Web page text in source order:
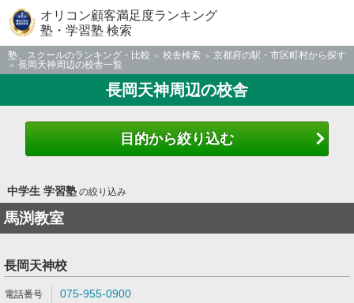
オリコン顧客満足度ランキング
塾・学習塾 検索
塾、スクールのランキング・比較 校舎検索
京都府の駅・市区町村から探す
長岡天神周辺の校舎一覧
長岡天神周辺の校舎
目的から絞り込む
中学生 学習塾の絞り込み
馬渕教室
長岡天神校
075-955-0900